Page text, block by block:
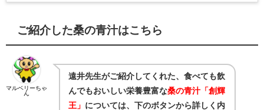
ご紹介した桑の青汁はこちら
マルベリーちゃ
ん
遠井先生がご紹介してくれた、食べても飲
んでもおいしい栄養豊富な桑の青汁「創輝
王」 については、下のボタンから詳しく内